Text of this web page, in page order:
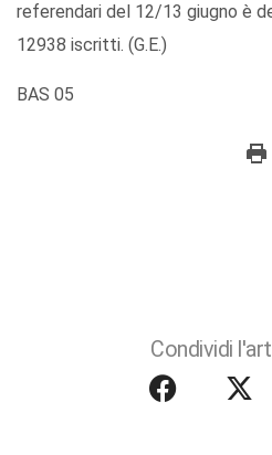
referendari del 12/13 giugno è
12938 iscritti. (G.E.)
BAS 05
Condividi